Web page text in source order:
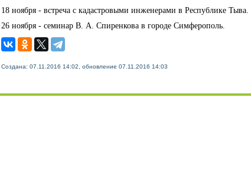
18 ноября - встреча с кадастровыми инженерами в Республике Тыва.
26 ноября - семинар В. А. Спиренкова в городе Симферополь.
Создана: 07.11.2016 14:02, обновление 07.11.2016 14:03